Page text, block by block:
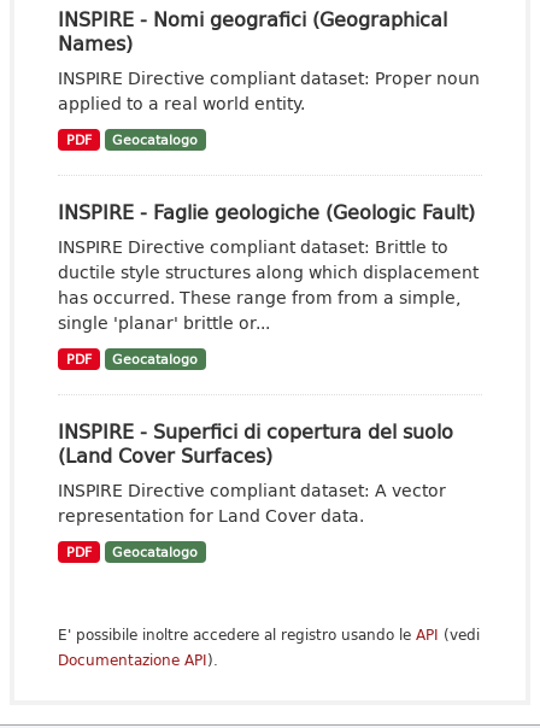
INSPIRE - Nomi geografici (Geographical
Names)
INSPIRE Directive compliant dataset: Proper noun
applied to a real world entity.
PDF Geocatalogo
INSPIRE - Faglie geologiche (Geologic Fault)
INSPIRE Directive compliant dataset: Brittle to
ductile style structures along which displacement
has occurred. These range from from a simple,
single 'planar' brittle or...
PDF Geocatalogo
INSPIRE - Superfici di copertura del suolo
(Land Cover Surfaces)
INSPIRE Directive compliant dataset: A vector
representation for Land Cover data.
PDF Geocatalogo
E' possibile inoltre accedere al registro usando le API (vedi
Documentazione API).